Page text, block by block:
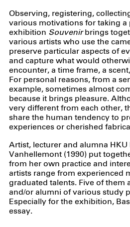
Observing, registering,
various motivations for taking a
exhibition Souvenirbrings
various artists who use the
preserve particular aspects of
and capture what would
encounter, a time frame, a
For personal reasons, from a
example, sometimes almost
because it brings pleasure.
very different from each other,
share the human tendency to
experiences or cherished
Artist, lecturer and alumna
Vanhellemont (1990) put
from her own practice and
artists range from experienced
graduated talents. Five of them
and/or alumni of various study
Especially for the exhibition,
essay.